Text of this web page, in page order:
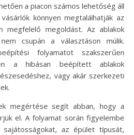
a piacon számos lehetőség áll
könnyen megtalálhatják az
megfelelő megoldást. Az ablakok
csupán a választáson múlik.
folyamatot szakszerűen
a hibásan beépített ablakok
vagy akár szerkezeti
megértése segít abban, hogy a
el. A folyamat során figyelembe
sajátosságokat, az épület típusát,